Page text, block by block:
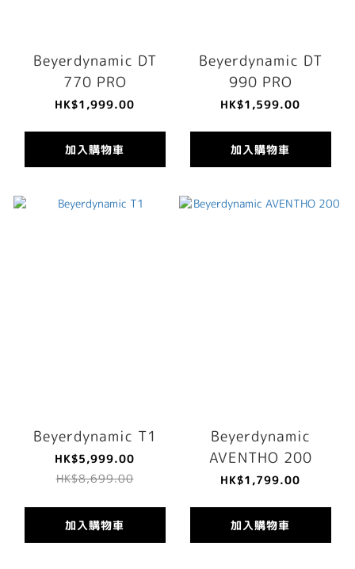
Beyerdynamic DT
770 PRO
HK$1,999.00
加入購物車
Beyerdynamic DT
990 PRO
HK$1,599.00
加入購物車
Beyerdynamic T1
HK$5,999.00
HK$8,699.00
加入購物車
Beyerdynamic
AVENTHO 200
HK$1,799.00
加入購物車